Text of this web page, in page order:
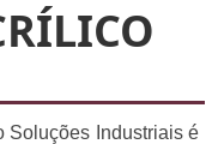
Soluções Industriais é